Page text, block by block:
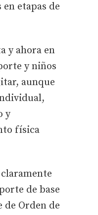
etapas de
y ahora en
y niños
aunque
y
física
de base
de Orden de